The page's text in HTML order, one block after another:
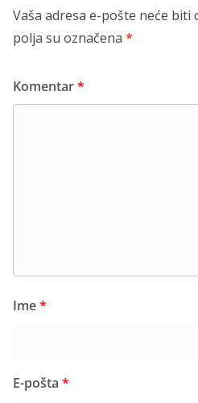
Vaša adresa e-pošte neće biti
polja su označena *
Komentar*
Ime*
E-pošta *